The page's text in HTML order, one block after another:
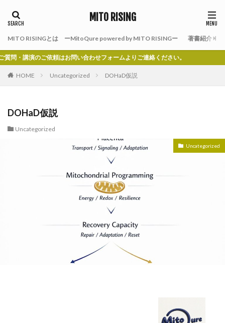
MITO RISING
MITO RISINGとは ーMitoQure powered by MITO RISINGー 著書紹介
演のご依頼はお問い合わせフォームよりご連絡ください。
HOME Uncategorized DOHaD仮説
DOHaD仮説
Uncategorized
Uncategorized